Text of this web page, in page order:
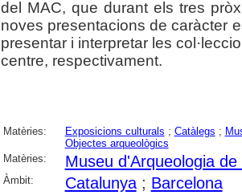
del MAC, que durant els tres
noves presentacions de caràcter
presentar i interpretar les
centre, respectivament.
Matèries: Exposicions culturals ; Catàlegs ;
Objectes arqueològics
Matèries:
Museu d'Arqueologia de
Àmbit: Catalunya; Barcelona